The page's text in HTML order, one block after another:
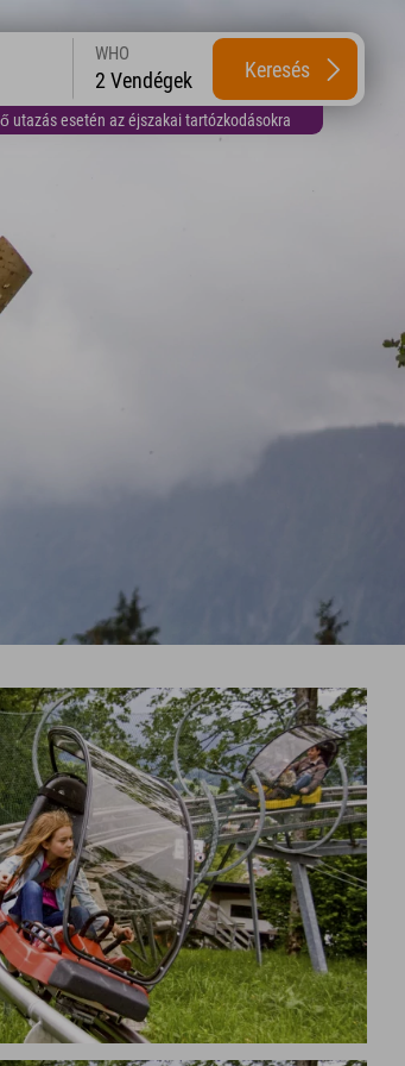
utazás esetén az éjszakai tartózkodásokra
WHO
2 Vendégek Keresés